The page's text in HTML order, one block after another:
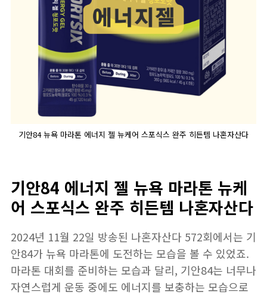
기안84 뉴욕 마라톤 에너지 젤 뉴케어 스포식스 완주 히든템 나혼자산다
기안84 에너지 젤 뉴욕 마라톤 뉴케
어 스포식스 완주 히든템 나혼자산다
2024년 11월 22일 방송된 나혼자산다 572회에서는 기
안84가 뉴욕 마라톤에 도전하는 모습을 볼 수 있었죠.
마라톤 대회를 준비하는 모습과 달리, 기안84는 너무나
자연스럽게 운동 중에도 에너지를 보충하는 모습으로